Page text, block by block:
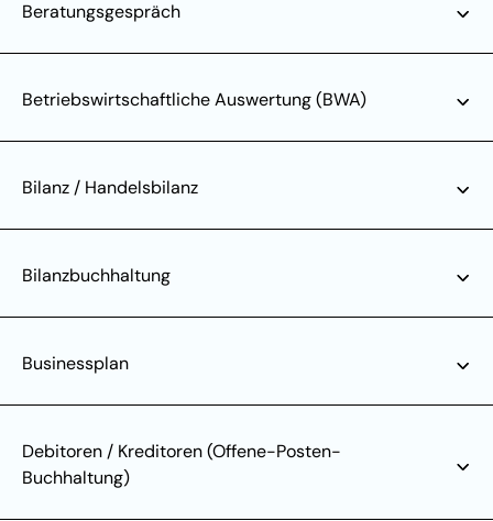
Beratungsgespräch
Betriebswirtschaftliche Auswertung (BWA)
Bilanz / Handelsbilanz
Bilanzbuchhaltung
Businessplan
Debitoren / Kreditoren (Offene-Posten-
Buchhaltung)